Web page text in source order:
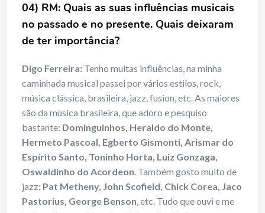
04) RM: Quais as suas influências musicais
no passado e no presente. Quais deixaram
de ter importância?
Digo Ferreira: Tenho muitas influências, na minha
caminhada musical passei por vários estilos, rock,
música clássica, brasileira, jazz, fusion, etc. As maiores
são da música brasileira, que adoro e pesquiso
bastante: Dominguinhos, Heraldo do Monte,
Hermeto Pascoal, Egberto Gismonti, Arismar do
Espírito Santo, Toninho Horta, Luiz Gonzaga,
Oswaldinho do Acordeon. Também gosto muito de
jazz: Pat Metheny, John Scofield, Chick Corea, Jaco
Pastorius, George Benson, etc. Tudo que ouvi e me